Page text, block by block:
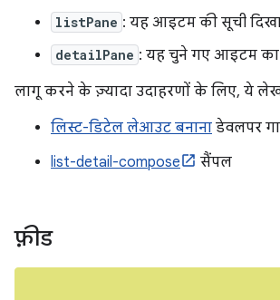
listPane : यह आइटम की सूची
detailPane : यह चुने गए आइटम का
लागू करने के ज़्यादा उदाहरणों के लिए, ये
लिस्ट-डिटेल लेआउट बनाना डेवलपर
list-detail-compose
सैंपल
फ़ीड